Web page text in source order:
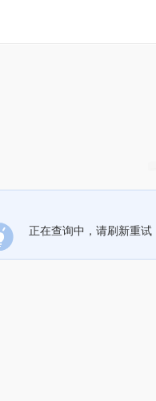
正在查询中，请刷新重试